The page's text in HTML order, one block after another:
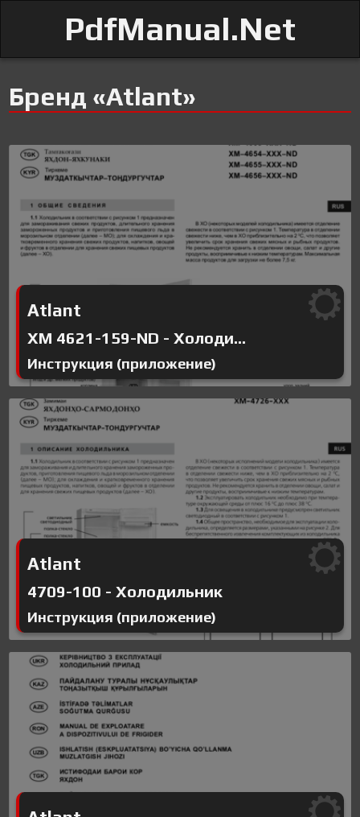
PdfManual.Net
Бренд «Atlant»
Atlant
ХМ 4621-159-ND - Холоди...
Инструкция (приложение)
Atlant
4709-100 - Холодильник
Инструкция (приложение)